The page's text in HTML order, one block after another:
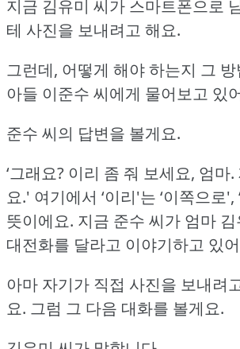
지금 김유미 씨가 스마트폰으로
테 사진을 보내려고 해요.
그런데, 어떻게 해야 하는지 그
아들 이준수 씨에게 물어보고 있
준수 씨의 답변을 볼게요.
‘그래요? 이리 좀 줘 보세요, 엄마.
요.' 여기에서 ‘이리'는 ‘이쪽으로
뜻이에요. 지금 준수 씨가 엄마
대전화를 달라고 이야기하고 있
아마 자기가 직접 사진을 보내려
요. 그럼 그 다음 대화를 볼게요.